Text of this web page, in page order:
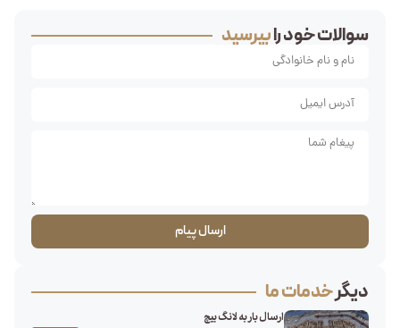
سوالات خود رابپرسید
ارسال پیام
دیگرخدمات ما
ارسال بار به لانگ بیچ